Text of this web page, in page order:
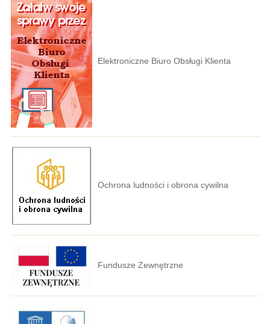
Elektroniczne Biuro Obsługi Klienta
Ochrona ludności i obrona cywilna
Fundusze Zewnętrzne